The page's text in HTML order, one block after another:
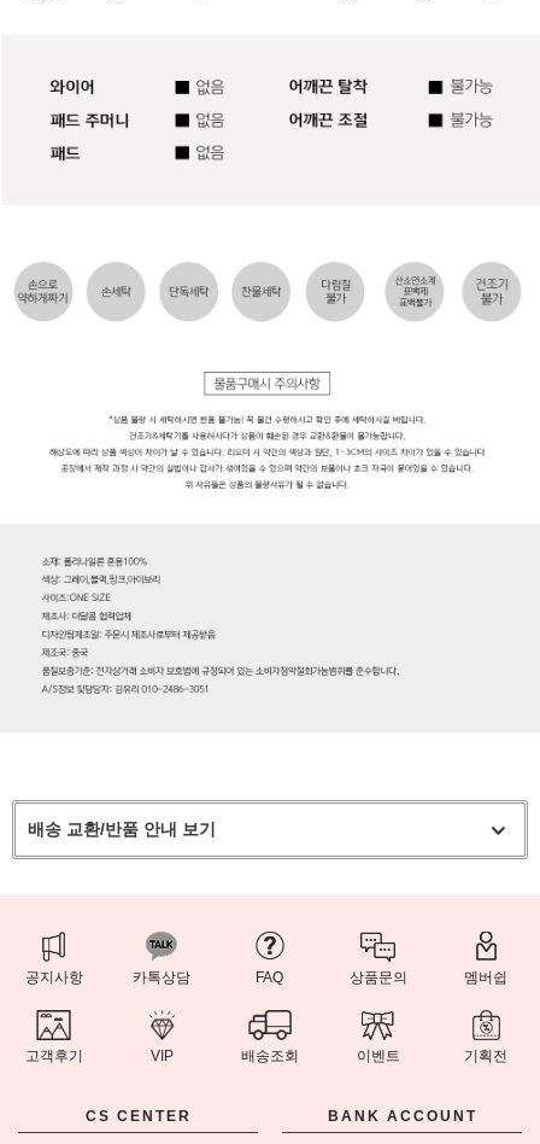
배송 교환/반품 안내 보기
공지사항 카톡상담 FAQ 상품문의 멤버쉽
고객후기 VIP 배송조회 이벤트 기획전
CS CENTER BANK ACCOUNT